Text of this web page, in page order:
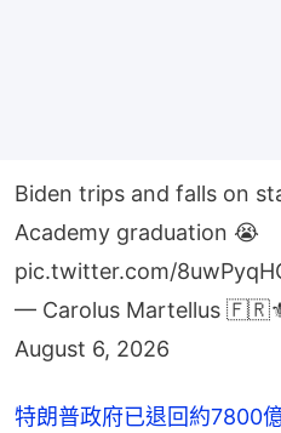
Biden trips and falls on
Academy graduation 😭
pic.twitter.com/
— Carolus Martellus
August 6, 2026
特朗普政府已退回約7800